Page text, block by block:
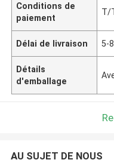
Conditions de
paiement
T/
Délai de livraison 5-
Détails
d'emballage
AU SUJET DE NOUS